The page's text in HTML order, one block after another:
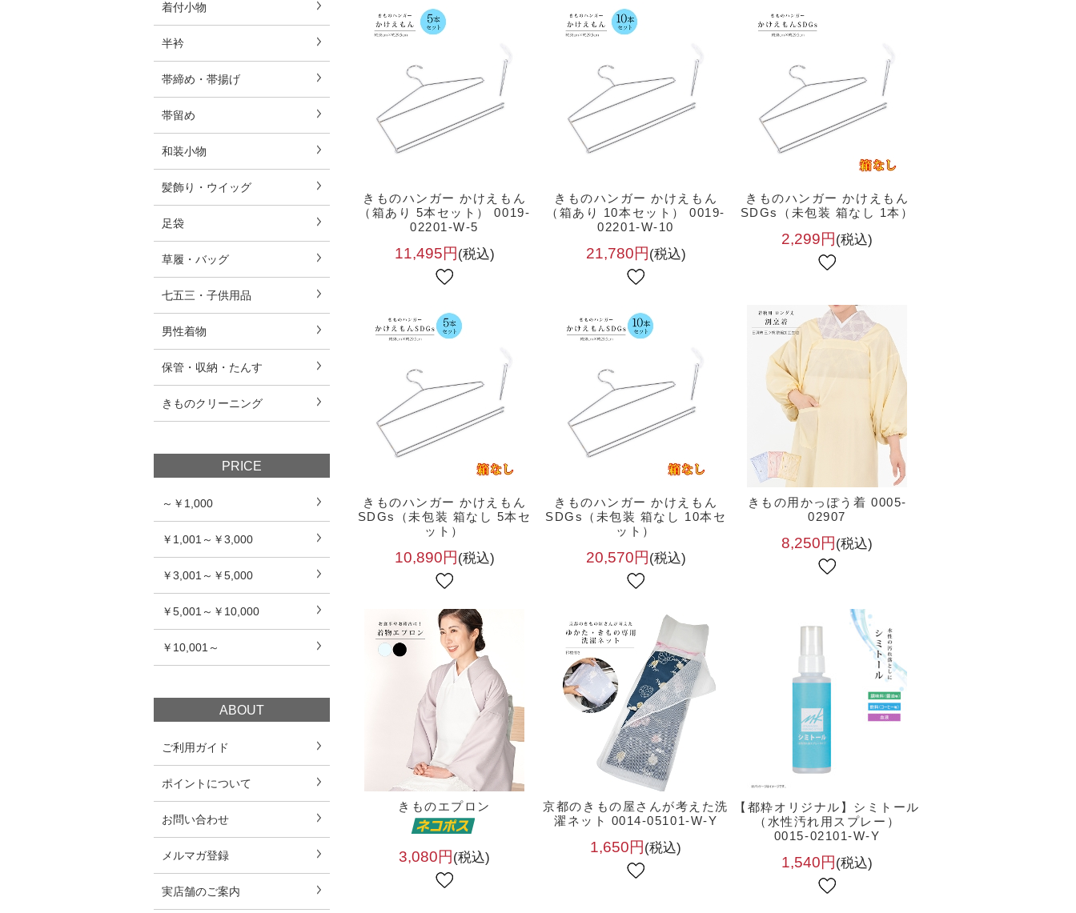
着付小物
半衿
帯締め・帯揚げ
帯留め
和装小物
髪飾り・ウイッグ
足袋
草履・バッグ
七五三・子供用品
男性着物
保管・収納・たんす
きものクリーニング
PRICE
～￥1,000
￥1,001～￥3,000
￥3,001～￥5,000
￥5,001～￥10,000
￥10,001～
ABOUT
ご利用ガイド
ポイントについて
お問い合わせ
メルマガ登録
実店舗のご案内
きものハンガー かけえもん
（箱あり 5本セット） 0019-
02201-W-5
11,495円 (税込)
きものハンガー かけえもん
（箱あり 10本セット） 0019-
02201-W-10
21,780円 (税込)
きものハンガー かけえもん
SDGs（未包装 箱なし 1本）
2,299円 (税込)
きものハンガー かけえもん
SDGs（未包装 箱なし 5本セ
ット）
10,890円 (税込)
きものハンガー かけえもん
SDGs（未包装 箱なし 10本セ
ット）
20,570円 (税込)
きもの用かっぽう着 0005-
02907
8,250円 (税込)
きものエプロン
3,080円 (税込)
京都のきもの屋さんが考えた洗
濯ネット 0014-05101-W-Y
1,650円 (税込)
【都粋オリジナル】シミトール
（水性汚れ用スプレー）
0015-02101-W-Y
1,540円 (税込)